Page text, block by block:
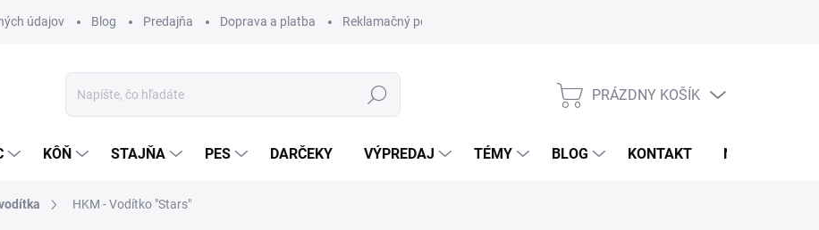
údajov Blog Predajňa Doprava a platba Reklamačný poriadok
Hľadať
NÁKUPNÝ
PRÁZDNY KOŠÍK
KÔŇ STAJŇA PES DARČEKY VÝPREDAJ TÉMY BLOG KONTAKT NOVINKY
HKM - Vodítko "Stars"